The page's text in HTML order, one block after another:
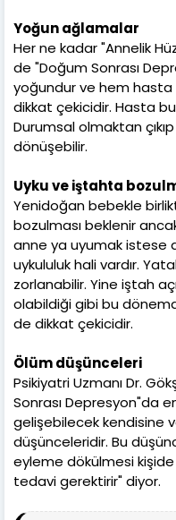
Yoğun ağlamalar
Her ne kadar "Annelik
de "Doğum Sonrası
yoğundur ve hem
dikkat çekicidir. Hasta
Durumsal olmaktan
dönüşebilir.
Uyku ve iştahta
Yenidoğan bebekle
bozulması beklenir
anne ya uyumak istese
uykululuk hali vardır.
zorlanabilir. Yine iştah
olabildiği gibi bu
de dikkat çekicidir.
Ölüm düşünceleri
Psikiyatri Uzmanı Dr.
Sonrası Depresyon"da
gelişebilecek kendisine
düşünceleridir. Bu
eyleme dökülmesi
tedavi gerektirir" diyor.